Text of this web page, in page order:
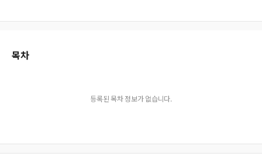
목차
등록된 목차 정보가 없습니다.